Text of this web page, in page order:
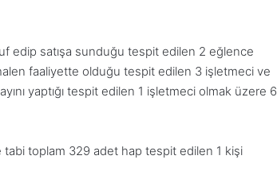
edip satışa sunduğu tespit edilen 2 eğlence
faaliyette olduğu tespit edilen 3 işletmeci ve
yaptığı tespit edilen 1 işletmeci olmak üzere 6
tabi toplam 329 adet hap tespit edilen 1 kişi